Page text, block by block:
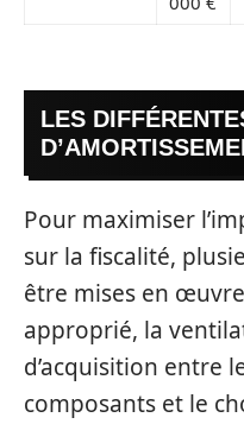
LES
Pour maximiser
sur la fiscalité,
être mises en
approprié, la
d’acquisition entre
composants et le